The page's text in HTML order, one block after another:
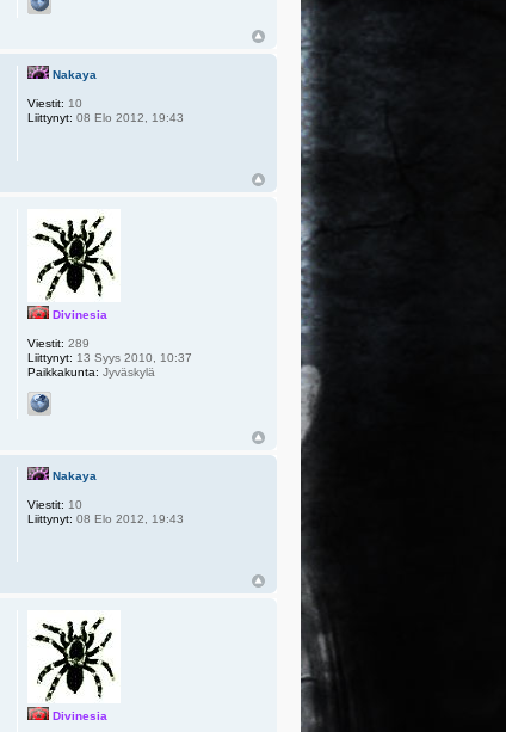
Nakaya
Viestit: 10
Liittynyt: 08 Elo 2012, 19:43
Divinesia
Viestit: 289
Liittynyt: 13 Syys 2010, 10:37
Paikkakunta: Jyväskylä
Nakaya
Viestit: 10
Liittynyt: 08 Elo 2012, 19:43
Divinesia